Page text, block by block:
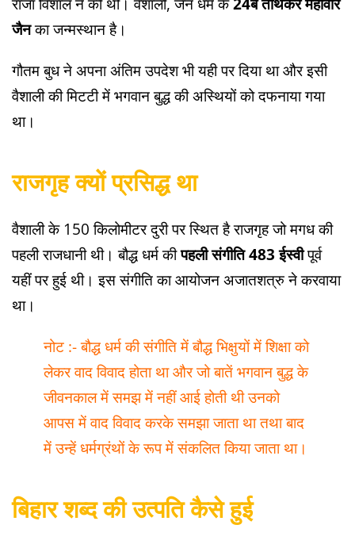
जैनका जन्मस्थान है।
गौतम बुध ने अपना अंतिम उपदेश भी यही पर दिया था और इसी
वैशाली की मिटटी में भगवान बुद्ध की अस्थियों को दफनाया गया
था।
राजगृह क्यों प्रसिद्ध था
वैशाली के 150 किलोमीटर दुरी पर स्थित है राजगृह जो मगध की
पहली राजधानी थी। बौद्ध धर्म कीपहली संगीति 483 ईस्वीपूर्व
यहीं पर हुई थी। इस संगीति का आयोजन अजातशत्रु ने करवाया
था।
नोट :- बौद्ध धर्म की संगीति में बौद्ध भिक्षुयों में शिक्षा को
लेकर वाद विवाद होता था और जो बातें भगवान बुद्ध के
जीवनकाल में समझ में नहीं आई होती थी उनको
आपस में वाद विवाद करके समझा जाता था तथा बाद
में उन्हें धर्मग्रंथों के रूप में संकलित किया जाता था।
बिहार शब्द की उत्पति कैसे हुई